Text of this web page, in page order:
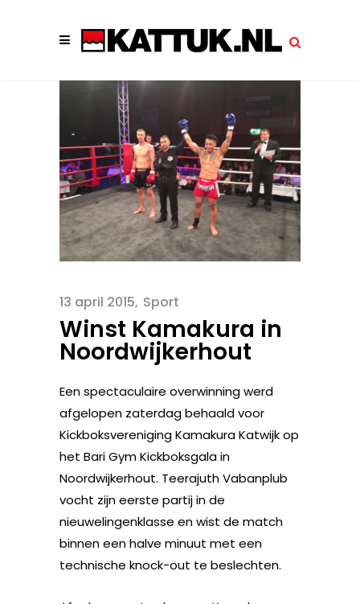
13 april 2015 Sport
Winst Kamakura in
Noordwijkerhout
Een spectaculaire overwinning werd
afgelopen zaterdag behaald voor
Kickboksvereniging Kamakura Katwijk op
het Bari Gym Kickboksgala in
Noordwijkerhout. Teerajuth Vabanplub
vocht zijn eerste partij in de
nieuwelingenklasse en wist de match
binnen een halve minuut met een
technische knock-out te beslechten.